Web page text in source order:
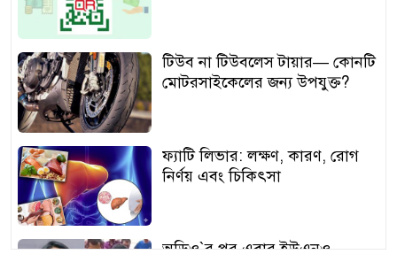
টিউব না টিউবলেস টায়ার— কোনটি
মোটরসাইকেলের জন্য উপযুক্ত?
ফ্যাটি লিভার: লক্ষণ, কারণ, রোগ
নির্ণয় এবং চিকিৎসা
অডিও‍‍`র পর এবার ইউএনও